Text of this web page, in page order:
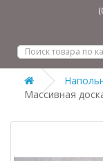
Массивная